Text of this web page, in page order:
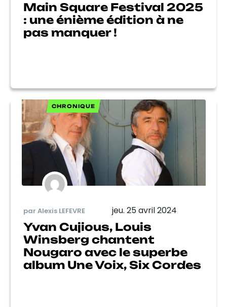
Main Square Festival 2025
: une énième édition à ne
pas manquer !
CHRONIQUE
par Alexis LEFEVRE jeu. 25 avril 2024
Yvan Cujious, Louis
Winsberg chantent
Nougaro avec le superbe
album Une Voix, Six Cordes